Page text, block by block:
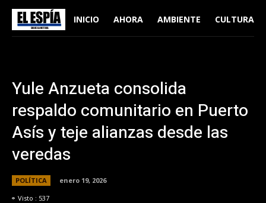
INICIO AHORA AMBIENTE CULTURA
Yule Anzueta consolida
respaldo comunitario en Puerto
Asís y teje alianzas desde las
veredas
POLÍTICA
enero 19, 2026
Visto : 537